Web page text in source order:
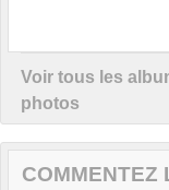
Voir tous les
photos
COMMENTEZ